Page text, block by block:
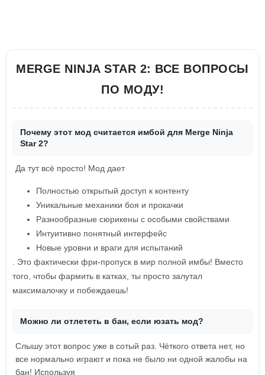
MERGE NINJA STAR 2: ВСЕ ВОПРОСЫ
ПО МОДУ!
Почему этот мод считается имбой для Merge Ninja
Star 2?
Да тут всё просто! Мод дает
Полностью открытый доступ к контенту
Уникальные механики боя и прокачки
Разнообразные сюрикены с особыми свойствами
Интуитивно понятный интерфейс
Новые уровни и враги для испытаний
. Это фактически фри-пропуск в мир полной имбы! Вместо
того, чтобы фармить в катках, ты просто залутал
максималочку и побеждаешь!
Можно ли отлететь в бан, если юзать мод?
Слышу этот вопрос уже в сотый раз. Чёткого ответа нет, но
все нормально играют и пока не было ни одной жалобы на
бан! Используя